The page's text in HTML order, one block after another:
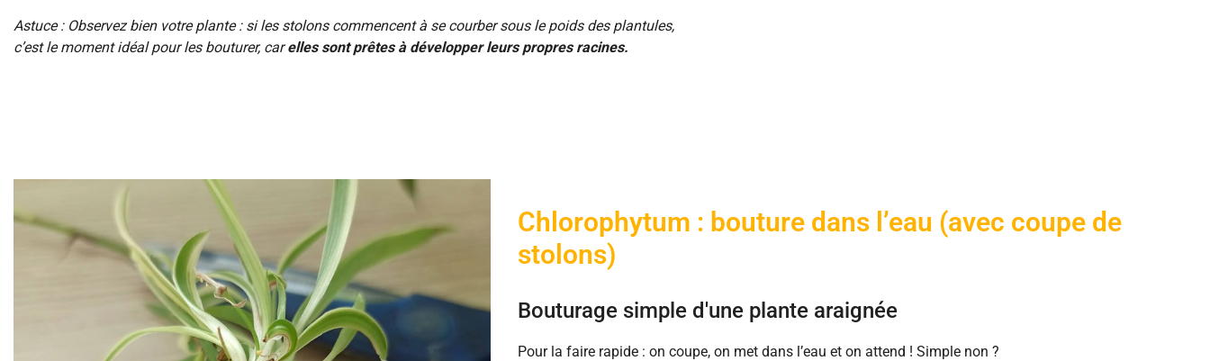
Astuce : Observez bien votre plante : si les stolons commencent à se courber sous le poids des plantules,
c’est le moment idéal pour les bouturer, car elles sont prêtes à développer leurs propres racines.
Chlorophytum : bouture dans l’eau (avec coupe de
stolons)
Bouturage simple d'une plante araignée
Pour la faire rapide : on coupe, on met dans l’eau et on attend ! Simple non ?